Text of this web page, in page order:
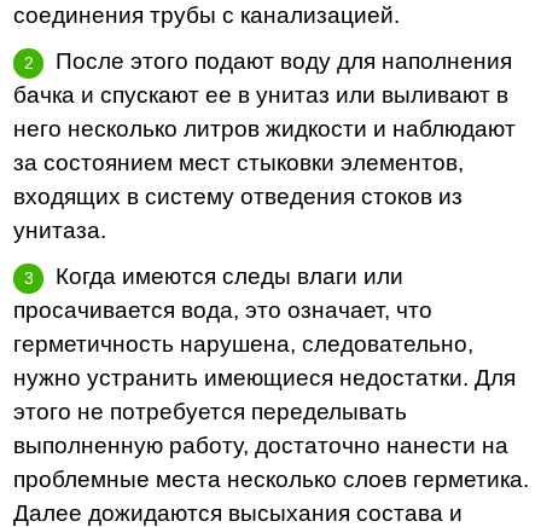
соединения трубы с канализацией.
После этого подают воду для наполнения
бачка и спускают ее в унитаз или выливают в
него несколько литров жидкости и наблюдают
за состоянием мест стыковки элементов,
входящих в систему отведения стоков из
унитаза.
Когда имеются следы влаги или
просачивается вода, это означает, что
герметичность нарушена, следовательно,
нужно устранить имеющиеся недостатки. Для
этого не потребуется переделывать
выполненную работу, достаточно нанести на
проблемные места несколько слоев герметика.
Далее дожидаются высыхания состава и